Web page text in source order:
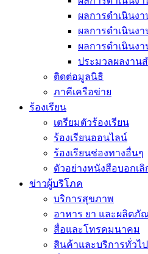
ผลการดำเนินง
ผลการดำเนินง
ผลการดำเนินง
ประมวลผลงาน
ติดต่อมูลนิธิ
ภาคีเครือข่าย
ร้องเรียน
เตรียมตัวร้องเรียน
ร้องเรียนออนไลน์
ร้องเรียนช่องทางอื่นๆ
ตัวอย่างหนังสือบอกเ
ข่าวผู้บริโภค
บริการสุขภาพ
อาหาร ยา และผลิต
สื่อและโทรคมนาคม
สินค้าและบริการทั่วไป